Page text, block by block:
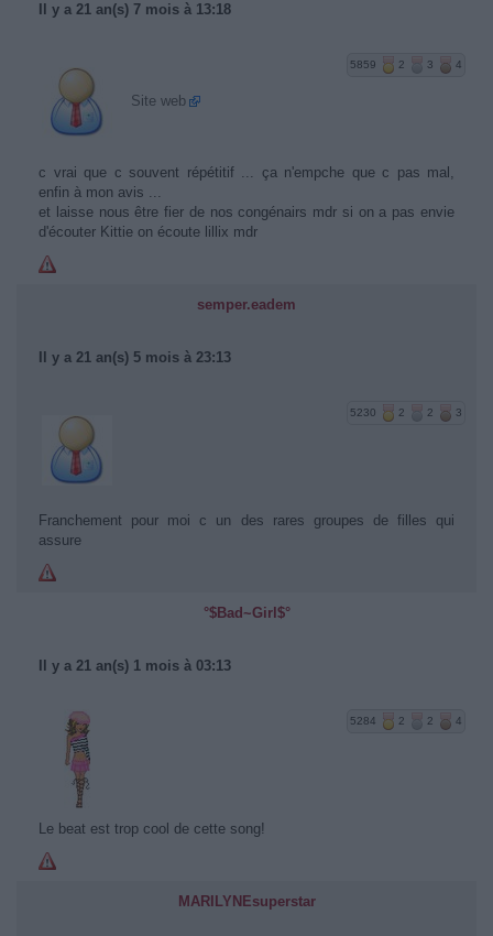
Il y a 21 an(s) 7 mois à 13:18
5859 2 3 4
Site web
c vrai que c souvent répétitif ... ça n'empche que c pas mal,
enfin à mon avis ...
et laisse nous être fier de nos congénairs mdr si on a pas envie
d'écouter Kittie on écoute lillix mdr
semper.eadem
Il y a 21 an(s) 5 mois à 23:13
5230 2 2 3
Franchement pour moi c un des rares groupes de filles qui
assure
°$Bad~Girl$°
Il y a 21 an(s) 1 mois à 03:13
5284 2 2 4
Le beat est trop cool de cette song!
MARILYNEsuperstar